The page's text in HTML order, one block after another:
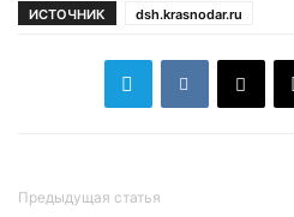
ИСТОЧНИК dsh.krasnodar.ru
Предыдущая статья